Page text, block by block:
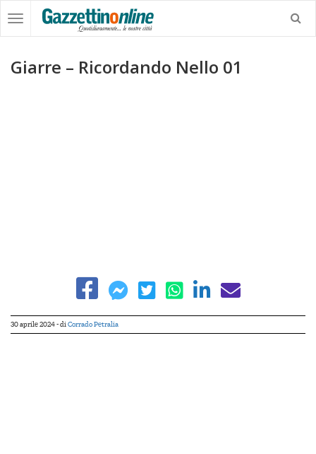
Giarre – Ricordando Nello 01
30 aprile 2024- di Corrado Petralia